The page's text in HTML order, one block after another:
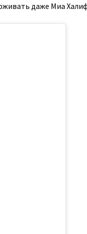
даже Миа